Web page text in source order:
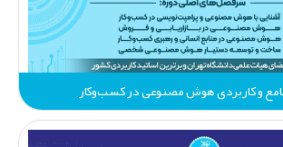
و کاربردی هوش مصنوعی در کسب‌وکار